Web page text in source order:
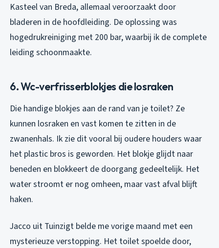
Kasteel van Breda, allemaal veroorzaakt door
bladeren in de hoofdleiding. De oplossing was
hogedrukreiniging met 200 bar, waarbij ik de complete
leiding schoonmaakte.
6. Wc-verfrisserblokjes die losraken
Die handige blokjes aan de rand van je toilet? Ze
kunnen losraken en vast komen te zitten in de
zwanenhals. Ik zie dit vooral bij oudere houders waar
het plastic bros is geworden. Het blokje glijdt naar
beneden en blokkeert de doorgang gedeeltelijk. Het
water stroomt er nog omheen, maar vast afval blijft
haken.
Jacco uit Tuinzigt belde me vorige maand met een
mysterieuze verstopping. Het toilet spoelde door,